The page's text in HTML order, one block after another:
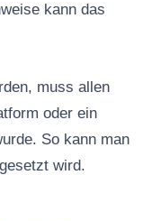
kann das
muss allen
oder ein
So kann man
wird.